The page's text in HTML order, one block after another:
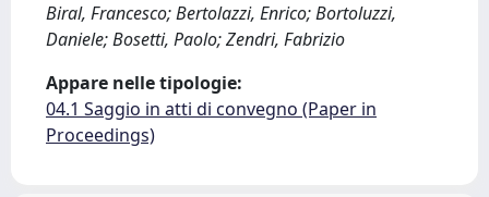
Biral, Francesco; Bertolazzi, Enrico; Bortoluzzi,
Daniele; Bosetti, Paolo; Zendri, Fabrizio
Appare nelle tipologie:
04.1 Saggio in atti di convegno (Paper in
Proceedings)